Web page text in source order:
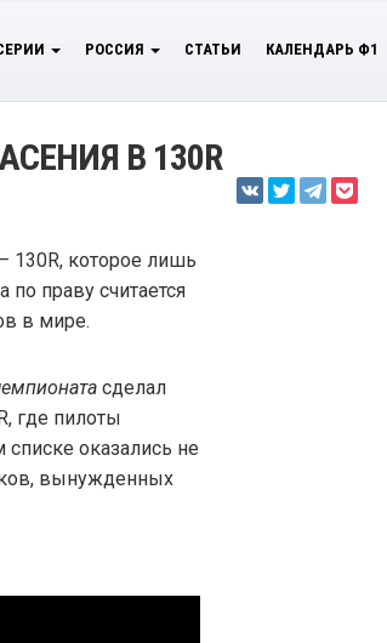
РОССИЯ СТАТЬИ КАЛЕНДАРЬ Ф1
В 130R
130R, которое лишь
по праву считается
в мире.
сделал
где пилоты
оказались не
вынужденных